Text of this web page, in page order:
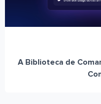
A Biblioteca de